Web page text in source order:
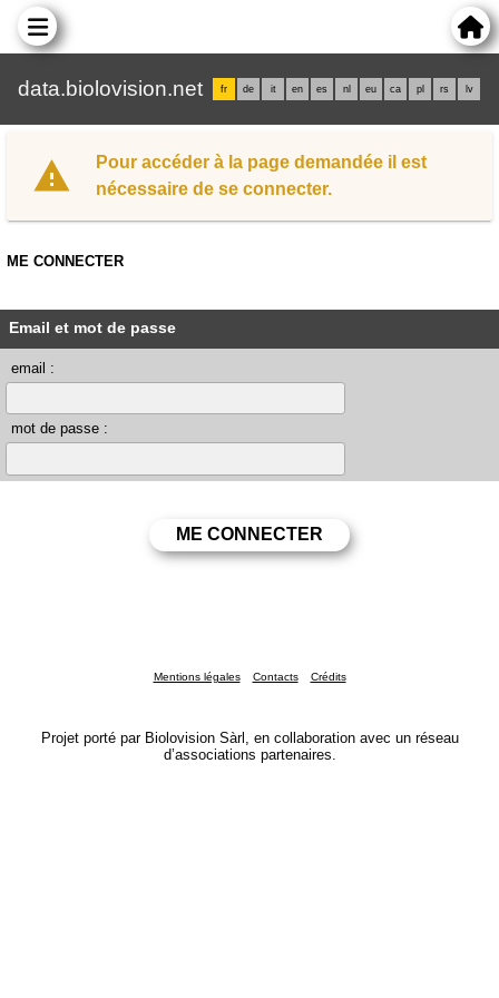
data.biolovision.net fr de it en es nl eu ca pl rs lv
Pour accéder à la page demandée il est
nécessaire de se connecter.
ME CONNECTER
Email et mot de passe
email :
mot de passe :
Mentions légales Contacts Crédits
Projet porté par Biolovision Sàrl, en collaboration avec un réseau
d’associations partenaires.